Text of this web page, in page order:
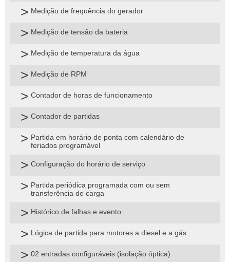
Medição de frequência do gerador
Medição de tensão da bateria
Medição de temperatura da água
Medição de RPM
Contador de horas de funcionamento
Contador de partidas
Partida em horário de ponta com calendário de
feriados programável
Configuração do horário de serviço
Partida periódica programada com ou sem
transferência de carga
Histórico de falhas e evento
Lógica de partida para motores a diesel e a gás
02 entradas configuráveis (isolação óptica)